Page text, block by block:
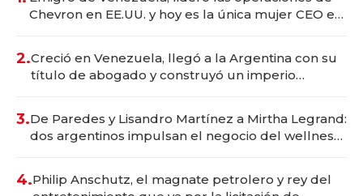
Chevron en EE.UU. y hoy es la única mujer CEO en
2.Creció en Venezuela, llegó a la Argentina con su
título de abogado y construyó un imperio
3.De Paredes y Lisandro Martínez a Mirtha Legrand:
dos argentinos impulsan el negocio del wellness
4.Philip Anschutz, el magnate petrolero y rey del